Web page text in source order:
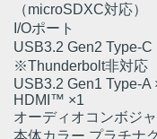
（microSDXC対応）
I/Oポート
USB3.2 Gen2 Type-
※Thunderbolt非対応
USB3.2 Gen1 Type-A
HDMI™ ×1
オーディオコンボジ
本体カラー プラチナ